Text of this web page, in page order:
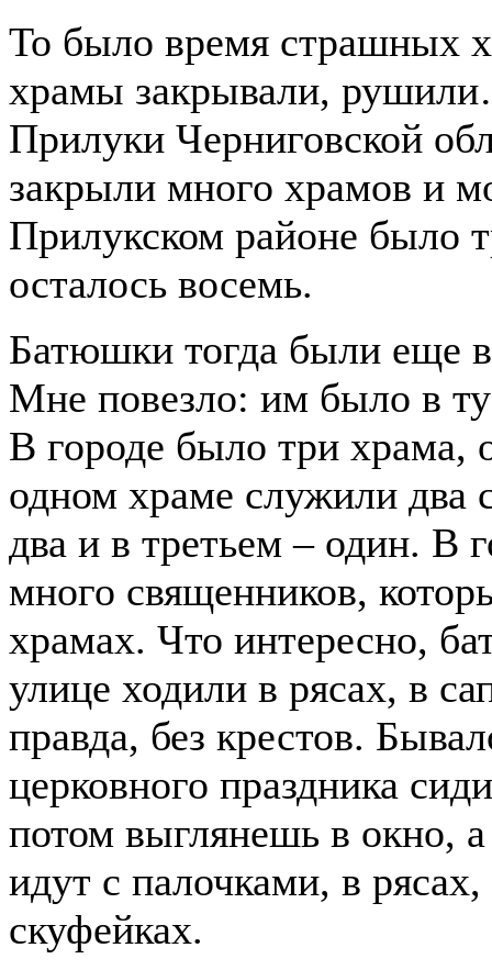
То было время страшных
храмы закрывали,
Прилуки Черниговской
закрыли много храмов и
Прилукском районе было
осталось восемь.
Батюшки тогда были еще
Мне повезло: им было в
В городе было три храма,
одном храме служили два
два и в третьем – один. В
много священников,
храмах. Что интересно,
улице ходили в рясах, в
правда, без крестов.
церковного праздника
потом выглянешь в окно,
идут с палочками, в
скуфейках.